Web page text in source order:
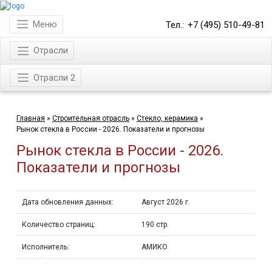
Тел.: +7 (495) 510-49-81
Меню
Отрасли
Отрасли 2
Главная » Строительная отрасль » Стекло, керамика »
Рынок стекла в России - 2026. Показатели и прогнозы
Рынок стекла в России - 2026.
Показатели и прогнозы
Дата обновления данных: Август 2026 г.
Количество страниц: 190 стр.
Исполнитель: АМИКО